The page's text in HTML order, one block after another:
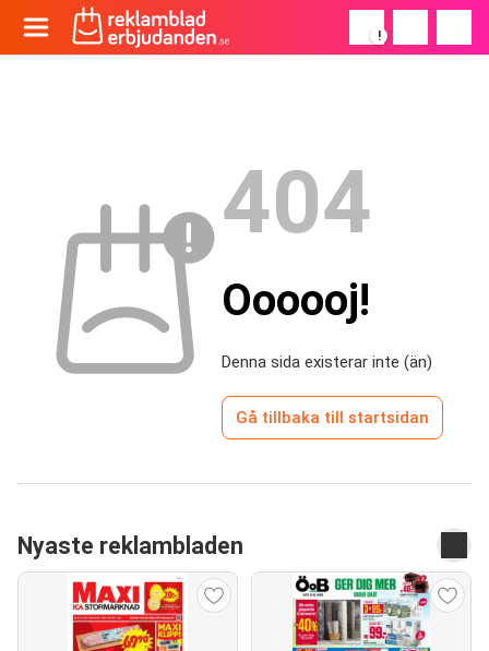
!
404
Oooooj!
Denna sida existerar inte (än)
Gå tillbaka till startsidan
Nyaste reklambladen